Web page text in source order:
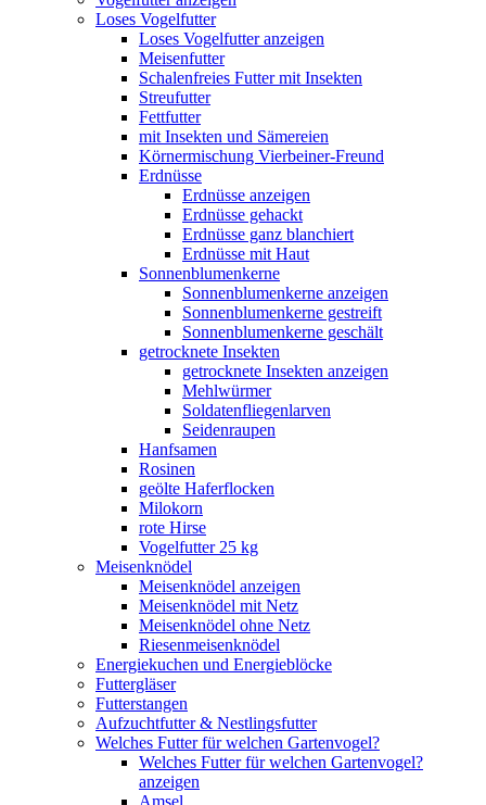
Loses Vogelfutter
Loses Vogelfutter anzeigen
Meisenfutter
Schalenfreies Futter mit Insekten
Streufutter
Fettfutter
mit Insekten und Sämereien
Körnermischung Vierbeiner-Freund
Erdnüsse
Erdnüsse anzeigen
Erdnüsse gehackt
Erdnüsse ganz blanchiert
Erdnüsse mit Haut
Sonnenblumenkerne
Sonnenblumenkerne anzeigen
Sonnenblumenkerne gestreift
Sonnenblumenkerne geschält
getrocknete Insekten
getrocknete Insekten anzeigen
Mehlwürmer
Soldatenfliegenlarven
Seidenraupen
Hanfsamen
Rosinen
geölte Haferflocken
Milokorn
rote Hirse
Vogelfutter 25 kg
Meisenknödel
Meisenknödel anzeigen
Meisenknödel mit Netz
Meisenknödel ohne Netz
Riesenmeisenknödel
Energiekuchen und Energieblöcke
Futtergläser
Futterstangen
Aufzuchtfutter & Nestlingsfutter
Welches Futter für welchen Gartenvogel?
Welches Futter für welchen Gartenvogel?
anzeigen
Amsel